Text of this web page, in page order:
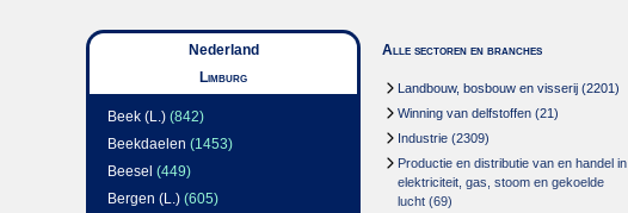
Nederland
Limburg
Beek (L.) (842)
Beekdaelen (1453)
Beesel (449)
Bergen (L.) (605)
Alle sectoren en branches
Landbouw, bosbouw en visserij (2201)
Winning van delfstoffen (21)
Industrie (2309)
Productie en distributie van en handel in
elektriciteit, gas, stoom en gekoelde
lucht (69)